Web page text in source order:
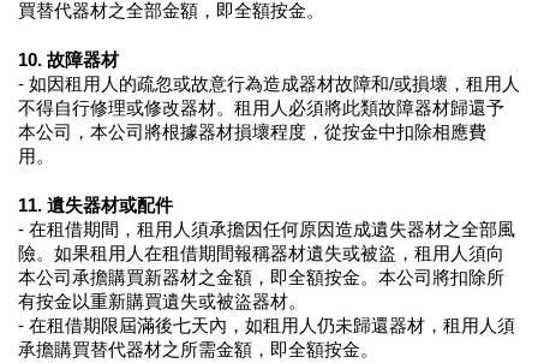
買替代器材之全部金額，即全額按金。
10. 故障器材
- 如因租用人的疏忽或故意行為造成器材故障和/或損壞，租用人
不得自行修理或修改器材。租用人必須將此類故障器材歸還予
本公司，本公司將根據器材損壞程度，從按金中扣除相應費
用。
11. 遺失器材或配件
- 在租借期間，租用人須承擔因任何原因造成遺失器材之全部風
險。如果租用人在租借期間報稱器材遺失或被盜，租用人須向
本公司承擔購買新器材之金額，即全額按金。本公司將扣除所
有按金以重新購買遺失或被盜器材。
- 在租借期限屆滿後七天內，如租用人仍未歸還器材，租用人須
承擔購買替代器材之所需金額，即全額按金。